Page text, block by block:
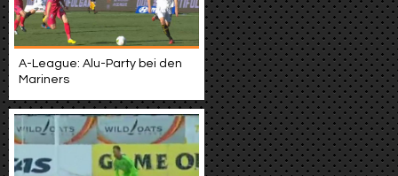
A-League: Alu-Party bei den
Mariners